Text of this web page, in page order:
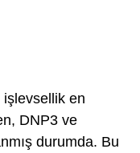
işlevsellik en
DNP3 ve
durumda. Bu